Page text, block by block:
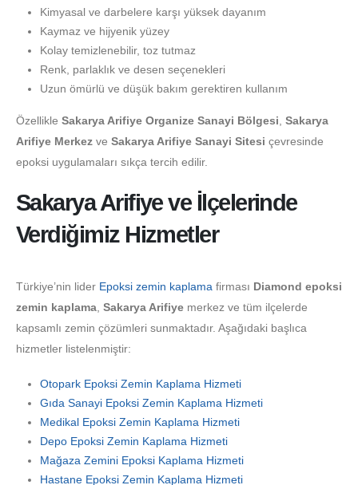
Kimyasal ve darbelere karşı yüksek dayanım
Kaymaz ve hijyenik yüzey
Kolay temizlenebilir, toz tutmaz
Renk, parlaklık ve desen seçenekleri
Uzun ömürlü ve düşük bakım gerektiren kullanım
Özellikle Sakarya Arifiye Organize Sanayi Bölgesi Sakarya
Arifiye Merkez ve Sakarya Arifiye Sanayi Sitesi çevresinde
epoksi uygulamaları sıkça tercih edilir.
Sakarya Arifiye ve İlçelerinde
Verdiğimiz Hizmetler
Türkiye’nin lider Epoksi zemin kaplama firması Diamond epoksi
zemin kaplama, Sakarya Arifiye merkez ve tüm ilçelerde
kapsamlı zemin çözümleri sunmaktadır. Aşağıdaki başlıca
hizmetler listelenmiştir:
Otopark Epoksi Zemin Kaplama Hizmeti
Gıda Sanayi Epoksi Zemin Kaplama Hizmeti
Medikal Epoksi Zemin Kaplama Hizmeti
Depo Epoksi Zemin Kaplama Hizmeti
Mağaza Zemini Epoksi Kaplama Hizmeti
Hastane Epoksi Zemin Kaplama Hizmeti